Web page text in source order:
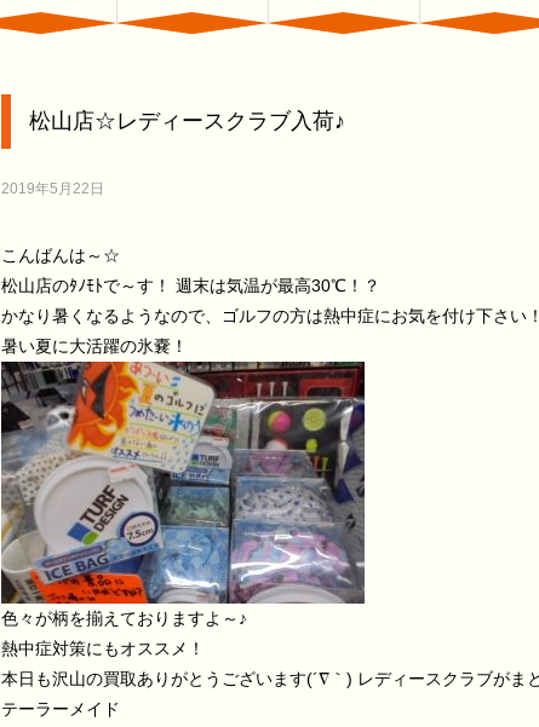
松山店☆レディースクラブ入荷♪
2019年5月22日
こんばんは～☆
松山店のﾀﾉﾓﾄで～す！ 週末は気温が最高30℃！？
かなり暑くなるようなので、ゴルフの方は熱中症にお気を付け下さい
暑い夏に大活躍の氷嚢！
色々が柄を揃えておりますよ～♪
熱中症対策にもオススメ！
本日も沢山の買取ありがとうございます(´∇｀) レディースクラブがま
テーラーメイド